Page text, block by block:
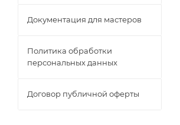
Документация для мастеров
Политика обработки
персональных данных
Договор публичной оферты